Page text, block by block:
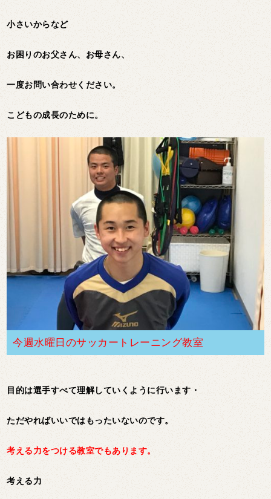
小さいからなど
お困りのお父さん、お母さん、
一度お問い合わせください。
こどもの成長のために。
今週水曜日のサッカートレーニング教室
目的は選手すべて理解していくように行います・
ただやればいいではもったいないのです。
考える力をつける教室でもあります。
考える力